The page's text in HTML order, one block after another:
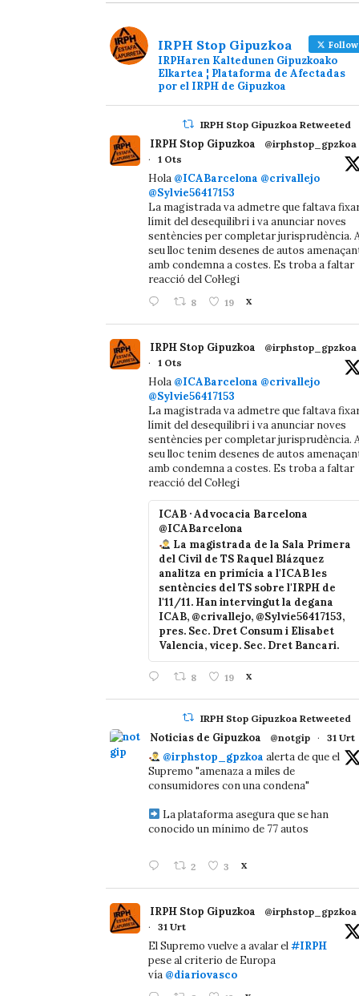
IRPH Stop Gipuzkoa Follow
IRPHaren Kaltedunen Gipuzkoako
Elkartea ¦ Plataforma de Afectadas
por el IRPH de Gipuzkoa
IRPH Stop Gipuzkoa Retweeted
IRPH Stop Gipuzkoa
@irphstop_gpzkoa
·
1 Ots
Hola @ICABarcelona @crivallejo
@Sylvie56417153
La magistrada va admetre que faltava
límit del desequilibri i va anunciar noves
sentències per completar jurisprudència.
seu lloc tenim desenes de autos
amb condemna a costes. Es troba a faltar
reacció del Col·legi
8 19 X
IRPH Stop Gipuzkoa
@irphstop_gpzkoa
·
1 Ots
Hola @ICABarcelona @crivallejo
@Sylvie56417153
La magistrada va admetre que faltava
límit del desequilibri i va anunciar noves
sentències per completar jurisprudència.
seu lloc tenim desenes de autos
amb condemna a costes. Es troba a faltar
reacció del Col·legi
ICAB · Advocacia Barcelona
@ICABarcelona
La magistrada de la Sala Primera
del Civil de TS Raquel Blázquez
analitza en primícia a l'ICAB les
sentències del TS sobre l'IRPH de
l'11/11. Han intervingut la degana
ICAB, @crivallejo, @Sylvie56417153,
pres. Sec. Dret Consum i Elisabet
Valencia, vicep. Sec. Dret Bancari.
8 19 X
IRPH Stop Gipuzkoa Retweeted
Noticias de Gipuzkoa @notgip · 31 Urt
@irphstop_gpzkoa alerta de que el
Supremo "amenaza a miles de
consumidores con una condena"
La plataforma asegura que se han
conocido un mínimo de 77 autos
2 3 X
IRPH Stop Gipuzkoa
@irphstop_gpzkoa
·
31 Urt
El Supremo vuelve a avalar el#IRPH
pese al criterio de Europa
vía @diariovasco